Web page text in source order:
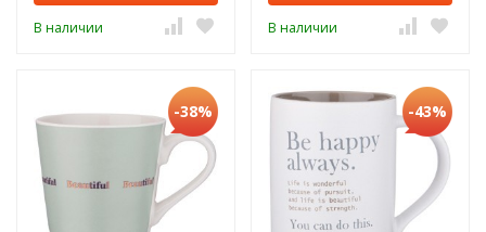
В наличии В наличии
-38% -43%